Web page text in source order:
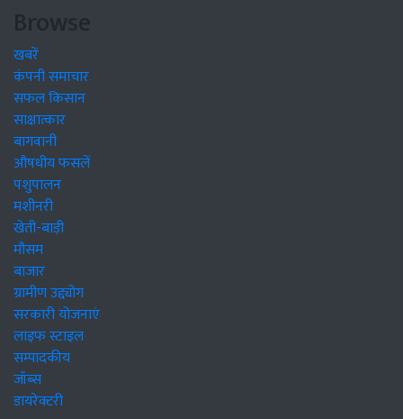
Browse
खबरें
कंपनी समाचार
सफल किसान
साक्षात्कार
बागवानी
औषधीय फसलें
पशुपालन
मशीनरी
खेती-बाड़ी
मौसम
बाजार
ग्रामीण उद्द्योग
सरकारी योजनाएं
लाइफ स्टाइल
सम्पादकीय
जॉब्स
डायरेक्टरी